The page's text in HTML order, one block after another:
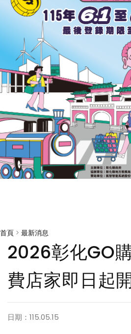
首頁 > 最新消息
2026彰化GO
費店家即日起
日期：115.05.15